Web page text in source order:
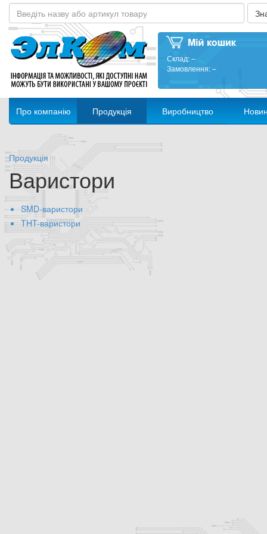
Склад:–
Замовлення:–
Про компанію Продукція Виробництво
Продукція
Варистори
SMD-варистори
THT-варистори